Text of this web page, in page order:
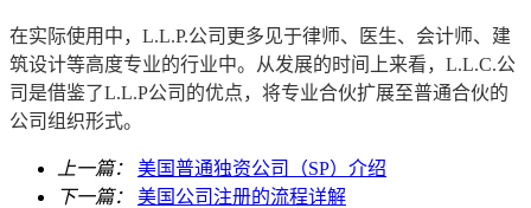
在实际使用中，L.L.P.公司更多见于律师、医生、会计师、建
筑设计等高度专业的行业中。从发展的时间上来看，L.L.C.公
司是借鉴了L.L.P公司的优点，将专业合伙扩展至普通合伙的
公司组织形式。
上一篇：
美国普通独资公司（SP）介绍
下一篇：
美国公司注册的流程详解